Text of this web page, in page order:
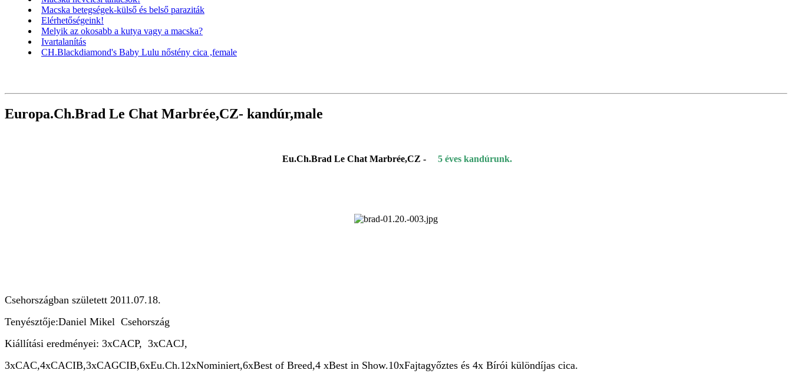
Macska betegségek-külső és belső paraziták
Elérhetőségeink!
Melyik az okosabb a kutya vagy a macska?
Ivartalanítás
CH.Blackdiamond's Baby Lulu nőstény cica ,female
Europa.Ch.Brad Le Chat Marbrée,CZ- kandúr,male
Eu.Ch.Brad Le Chat Marbrée,CZ - 5 éves kandúrunk.
Csehországban született 2011.07.18.
Tenyésztője:Daniel Mikel Csehország
Kiállítási eredményei: 3xCACP, 3xCACJ,
3xCAC,4xCACIB,3xCAGCIB,6xEu.Ch.12xNominiert,6xBest of Breed,4 xBest in Show.10xFajtagyőztes és 4x Bírói különdíjas cica.